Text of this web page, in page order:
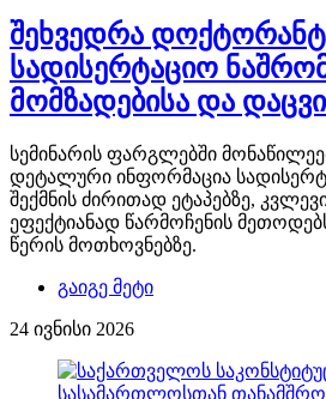
შეხვედრა
სადისერტაციო
მომზადებისა და
სემინარის ფარგლებში
დეტალური ინფორმაცია
შექმნის ძირითად ეტაპებზე,
ეფექტიანად წარმოჩენის
წერის მოთხოვნებზე.
გაიგე მეტი
24 ივნისი 2026